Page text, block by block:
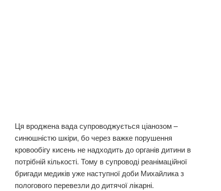
Ця вроджена вада супроводжується ціанозом –
синюшністю шкіри, бо через важке порушення
кровообігу кисень не надходить до органів дитини в
потрібній кількості. Тому в супроводі реанімаційної
бригади медиків уже наступної доби Михайлика з
пологового перевезли до дитячої лікарні.